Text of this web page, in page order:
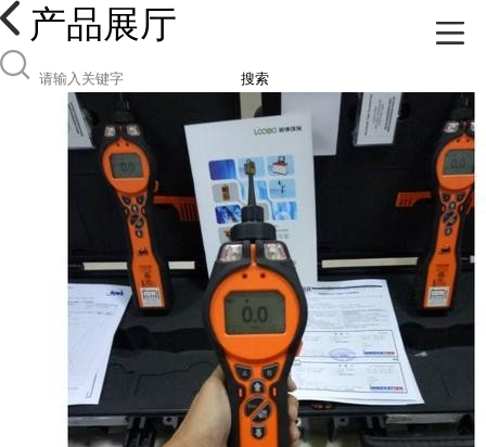
产品展厅
搜索